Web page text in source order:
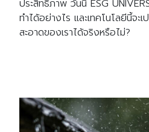
ประสิทธิภาพ วันนี้ ESG
ทำได้อย่างไร และเทคโนโลยีนี้จ
สะอาดของเราได้จริงหรือไม่?